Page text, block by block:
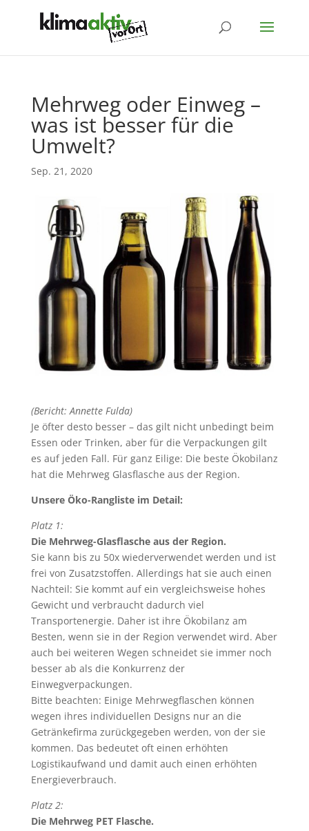
Mehrweg oder Einweg –
was ist besser für die
Umwelt?
Sep. 21, 2020
(Bericht: Annette Fulda)
Je öfter desto besser – das gilt nicht unbedingt beim
Essen oder Trinken, aber für die Verpackungen gilt
es auf jeden Fall. Für ganz Eilige: Die beste Ökobilanz
hat die Mehrweg Glasflasche aus der Region.
Unsere Öko-Rangliste im Detail:
Platz 1:
Die Mehrweg-Glasflasche aus der Region.
Sie kann bis zu 50x wiederverwendet werden und ist
frei von Zusatzstoffen. Allerdings hat sie auch einen
Nachteil: Sie kommt auf ein vergleichsweise hohes
Gewicht und verbraucht dadurch viel
Transportenergie. Daher ist ihre Ökobilanz am
Besten, wenn sie in der Region verwendet wird. Aber
auch bei weiteren Wegen schneidet sie immer noch
besser ab als die Konkurrenz der
Einwegverpackungen.
Bitte beachten: Einige Mehrwegflaschen können
wegen ihres individuellen Designs nur an die
Getränkefirma zurückgegeben werden, von der sie
kommen. Das bedeutet oft einen erhöhten
Logistikaufwand und damit auch einen erhöhten
Energieverbrauch.
Platz 2:
Die Mehrweg PET Flasche.